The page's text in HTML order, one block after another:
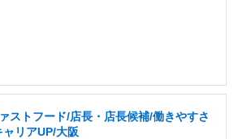
ストフード/店長・店長候補/働きやすさ
リアUP/大阪